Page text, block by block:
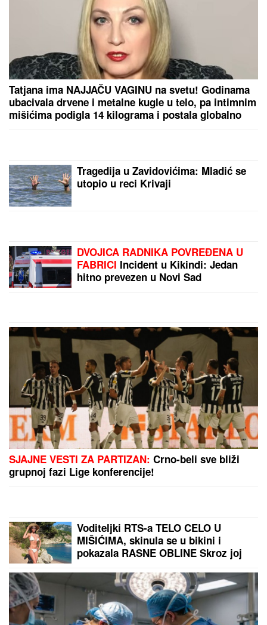
Tatjana ima NAJJAČU VAGINU na svetu! Godinama
ubacivala drvene i metalne kugle u telo, pa intimnim
mišićima podigla 14 kilograma i postala globalno
Tragedija u Zavidovićima: Mladić se
utopio u reci Krivaji
DVOJICA RADNIKA POVREĐENA U
FABRICI Incident u Kikindi: Jedan
hitno prevezen u Novi Sad
SJAJNE VESTI ZA PARTIZAN: Crno-beli sve bliži
grupnoj fazi Lige konferencije!
Voditeljki RTS-a TELO CELO U
MIŠIĆIMA, skinula se u bikini i
pokazala RASNE OBLINE Skroz joj
napravile dar-mar